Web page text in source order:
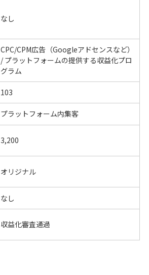
なし
CPC/CPM広告（Googleアドセンスなど）
/ プラットフォームの提供する収益化プロ
グラム
103
プラットフォーム内集客
3,200
オリジナル
なし
収益化審査通過